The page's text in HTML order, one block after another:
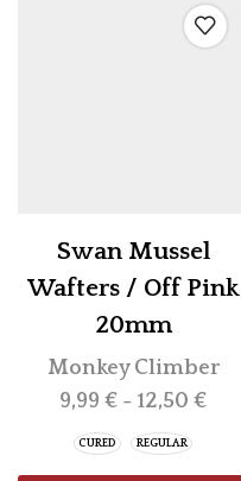
Swan Mussel
Wafters / Off Pink
20mm
Monkey Climber
9,99 € - 12,50 €
CURED REGULAR